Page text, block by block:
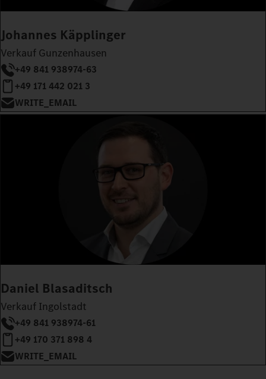
Johannes Käpplinger
Verkauf Gunzenhausen
+49 841 938974-63
+49 171 442 021 3
WRITE_EMAIL
Daniel Blasaditsch
Verkauf Ingolstadt
+49 841 938974-61
+49 170 371 898 4
WRITE_EMAIL